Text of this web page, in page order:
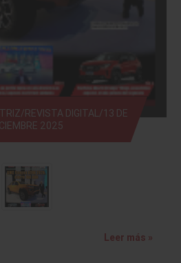
REVISTA DIGITAL/13 DE
2025
Leer más »